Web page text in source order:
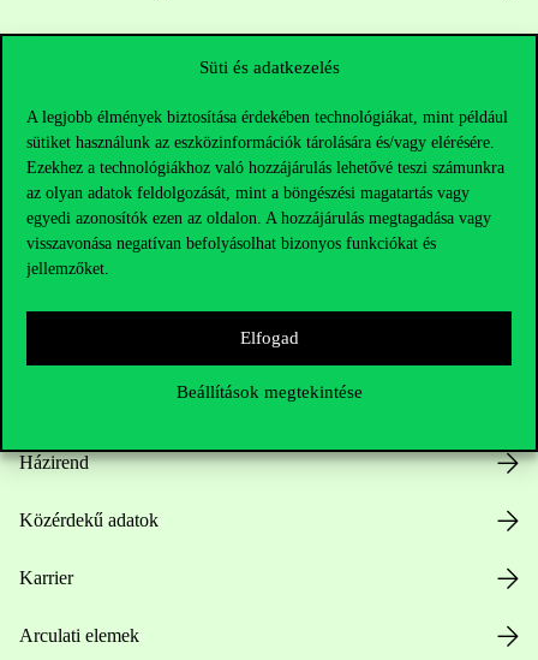
Süti és adatkezelés
A legjobb élmények biztosítása érdekében technológiákat, mint például
sütiket használunk az eszközinformációk tárolására és/vagy elérésére.
Ezekhez a technológiákhoz való hozzájárulás lehetővé teszi számunkra
az olyan adatok feldolgozását, mint a böngészési magatartás vagy
egyedi azonosítók ezen az oldalon. A hozzájárulás megtagadása vagy
visszavonása negatívan befolyásolhat bizonyos funkciókat és
jellemzőket.
Elfogad
Beállítások megtekintése
Házirend
Közérdekű adatok
Karrier
Arculati elemek